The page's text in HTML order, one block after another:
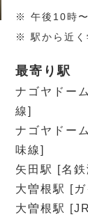
※ 午後10時
※ 駅から近
最寄り駅
ナゴヤドー
線]
ナゴヤドー
味線]
矢田駅 [名
大曽根駅 [
大曽根駅